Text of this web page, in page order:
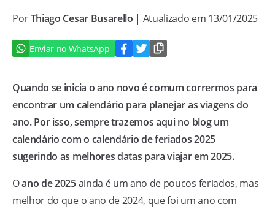
PorThiago Cesar Busarello | Atualizado em 13/01/2025
Enviar no WhatsApp
Quando se inicia o ano novo é comum corrermos para
encontrar um calendário para planejar as viagens do
ano. Por isso, sempre trazemos aqui no blog um
calendário com o calendário de feriados 2025
sugerindo as melhores datas para viajar em 2025.
Oano de 2025ainda é um ano de poucos feriados, mas
melhor do que o ano de 2024, que foi um ano com